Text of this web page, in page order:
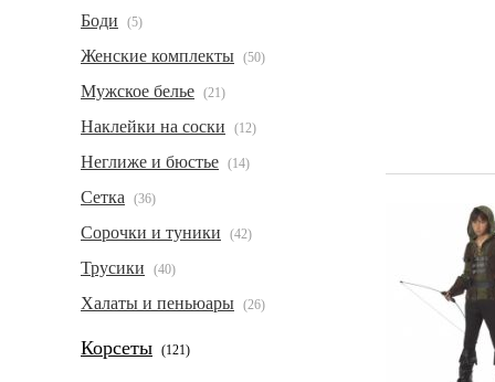
Боди (5)
Женские комплекты (50)
Мужское белье (21)
Наклейки на соски (12)
Неглиже и бюстье (14)
Сетка (36)
Сорочки и туники (42)
Трусики (40)
Халаты и пеньюары (26)
Корсеты (121)